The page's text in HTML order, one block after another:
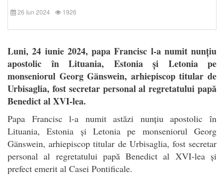
26 Iun 2024 1926
Luni, 24 iunie 2024, papa Francisc l-a numit nunțiu
apostolic în Lituania, Estonia și Letonia pe
monseniorul Georg Gänswein, arhiepiscop titular de
Urbisaglia, fost secretar personal al regretatului papă
Benedict al XVI-lea.
Papa Francisc l-a numit astăzi nunțiu apostolic în
Lituania, Estonia și Letonia pe monseniorul Georg
Gänswein, arhiepiscop titular de Urbisaglia, fost secretar
personal al regretatului papă Benedict al XVI-lea și
prefect emerit al Casei Pontificale.